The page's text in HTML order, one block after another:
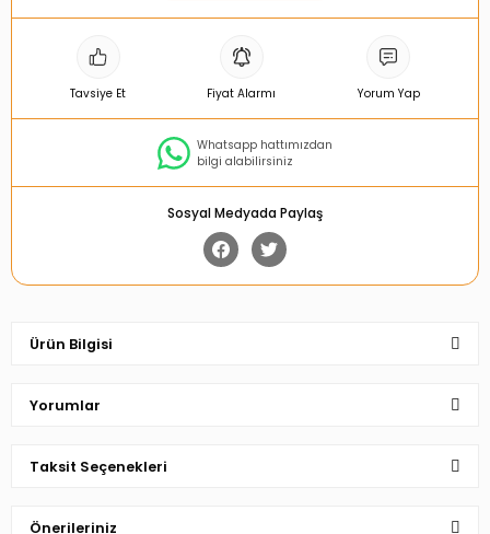
Tavsiye Et Fiyat Alarmı Yorum Yap
Whatsapp hattımızdan
bilgi alabilirsiniz
Sosyal Medyada Paylaş
Ürün Bilgisi
Yorumlar
Taksit Seçenekleri
Önerileriniz